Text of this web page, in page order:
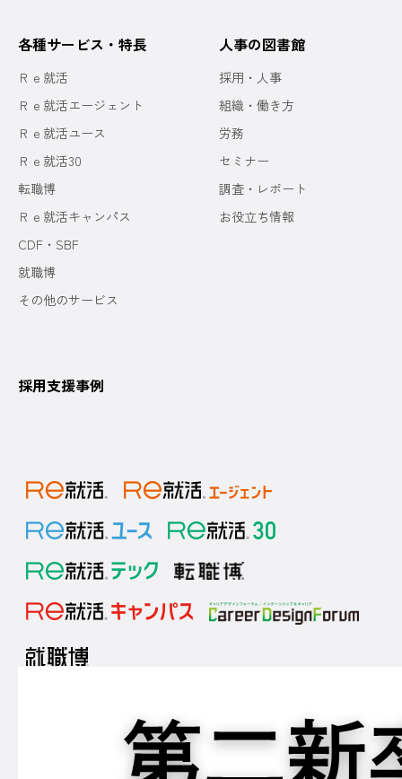
各種サービス・特長
Ｒｅ就活
Ｒｅ就活エージェント
Ｒｅ就活ユース
Ｒｅ就活30
転職博
Ｒｅ就活キャンパス
CDF・SBF
就職博
その他のサービス
採用支援事例
人事の図書館
採用・人事
組織・働き方
労務
セミナー
調査・レポート
お役立ち情報